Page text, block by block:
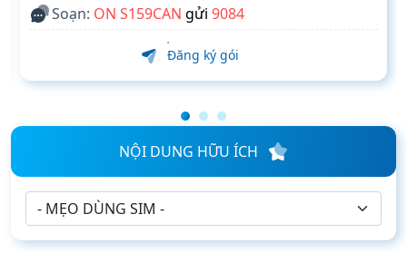
Soạn: ON S159CAN gửi 9084
Đăng ký gói
NỘI DUNG HỮU ÍCH